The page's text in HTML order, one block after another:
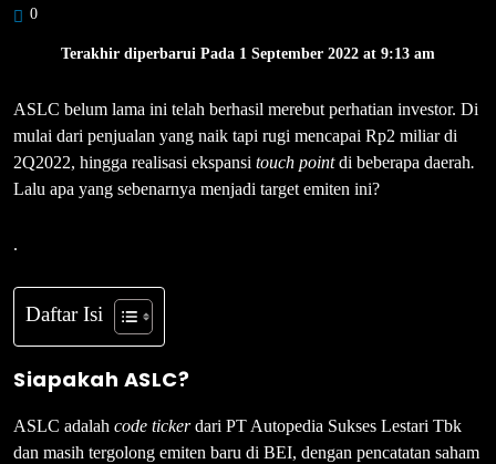
0
Terakhir diperbarui Pada 1 September 2022 at 9:13 am
ASLC belum lama ini telah berhasil merebut perhatian investor. Di
mulai dari penjualan yang naik tapi rugi mencapai Rp2 miliar di
2Q2022, hingga realisasi ekspansi touch pointdi beberapa daerah.
Lalu apa yang sebenarnya menjadi target emiten ini?
.
Daftar Isi
Siapakah ASLC?
ASLC adalah code tickerdari PT Autopedia Sukses Lestari Tbk
dan masih tergolong emiten baru di BEI, dengan pencatatan saham